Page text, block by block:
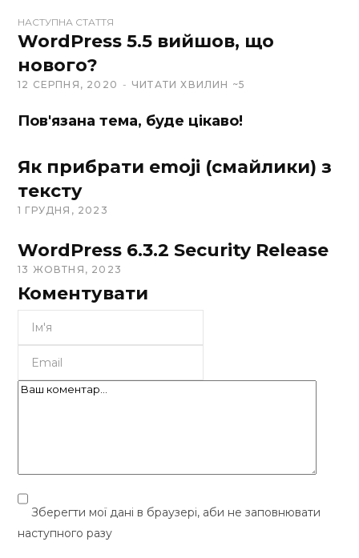
НАСТУПНА СТАТТЯ
WordPress 5.5 вийшов, що
нового?
12 СЕРПНЯ, 2020 ЧИТАТИ ХВИЛИН ~5
Пов'язана тема, буде цікаво!
Як прибрати emoji (смайлики) з
тексту
1 ГРУДНЯ, 2023
WordPress 6.3.2 Security Release
13 ЖОВТНЯ, 2023
Коментувати
Зберегти мої дані в браузері, аби не заповнювати
наступного разу